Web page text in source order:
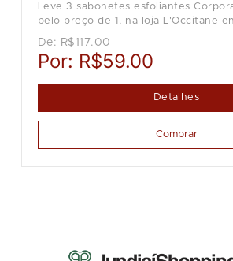
Leve 3 sabonetes esfoliantes
pelo preço de 1, na loja L'Occitane
De: R$117.00
Por: R$59.00
Detalhes
Comprar